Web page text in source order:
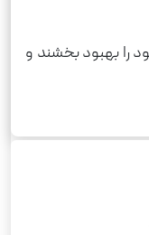
را بهبود بخشند و